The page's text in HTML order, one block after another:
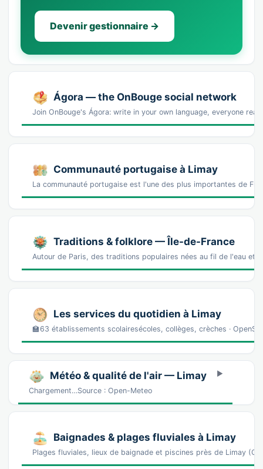
Devenir gestionnaire →
Ágora — the OnBouge social network
Join OnBouge's Ágora: write in your own language, everyone
Communauté portugaise à Limay
La communauté portugaise est l'une des plus importantes de
Traditions & folklore — Île-de-France
Autour de Paris, des traditions populaires nées au fil de l'eau et
Les services du quotidien à Limay
🏫63 établissements scolairesécoles, collèges, crèches ·
Météo & qualité de l'air — Limay
Chargement…Source : Open-Meteo
Baignades & plages fluviales à Limay
Plages fluviales, lieux de baignade et piscines près de Limay